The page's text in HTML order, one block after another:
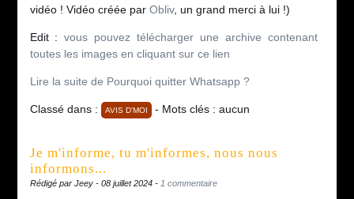
vidéo ! Vidéo créée par Obliv, un grand merci à lui !)
Edit :vous pouvez télécharger une archive contenant
toutes les images en cliquant sur ce lien
Lire la suite de Pourquoi quitter Whatsapp ?
Classé dans : AVIS D'MOI - Mots clés : aucun
Je m'informe, tu m'informes, nous nous
informons...
Rédigé par Jeey - 08 juillet 2024 - 1 commentaire